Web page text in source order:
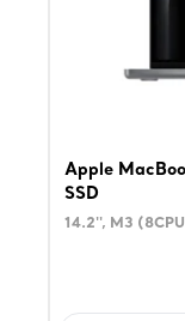
Apple
SSD
14.2'', M3